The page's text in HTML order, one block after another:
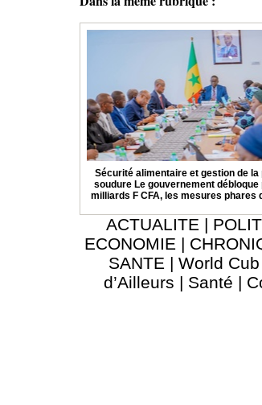
Sécurité alimentaire et gestion de la
soudure Le gouvernement débloque
milliards F CFA, les mesures phares
ACTUALITE |
ECONOMIE |
SANTE | World
d’Ailleurs | Santé |